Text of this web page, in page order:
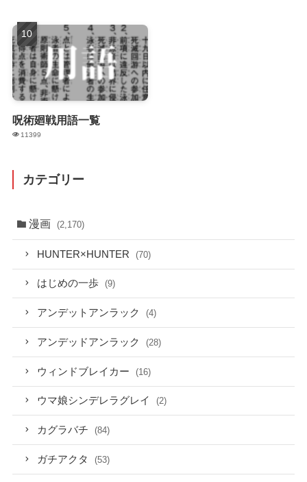
呪術廻戦用語一覧
11399
カテゴリー
漫画 (2,170)
HUNTER×HUNTER (70)
はじめの一歩 (9)
アンデットアンラック (4)
アンデッドアンラック (28)
ウィンドブレイカー (16)
ウマ娘シンデレラグレイ (2)
カグラバチ (84)
ガチアクタ (53)